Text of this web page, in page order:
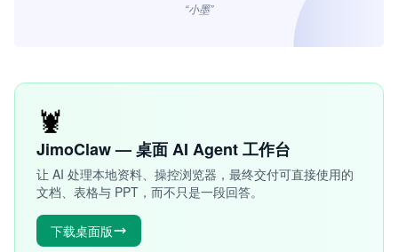
“小墨”
🦞
JimoClaw — 桌面 AI Agent 工作台
让 AI 处理本地资料、操控浏览器，最终交付可直接使用的
文档、表格与 PPT，而不只是一段回答。
下载桌面版